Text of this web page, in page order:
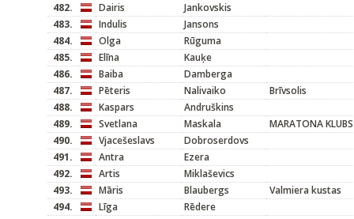
482.
Dairis
Jankovskis
483.
Indulis
Jansons
484.
Olga
Rūguma
485.
Elīna
Kauķe
486.
Baiba
Damberga
487.
Pēteris Nalivaiko
Brīvsolis
488.
Kaspars
Andruškins
489.
Svetlana Maskala
MARATONA KLUBS
490.
Vjacešeslavs
Dobroserdovs
491.
Antra
Ezera
492.
Artis
Miklaševics
493.
Māris Blaubergs
Valmiera kustas
494.
Līga
Rēdere